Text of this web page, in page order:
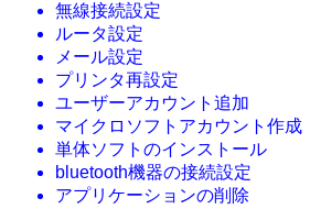
無線接続設定
ルータ設定
メール設定
プリンタ再設定
ユーザーアカウント追加
マイクロソフトアカウント作成
単体ソフトのインストール
bluetooth機器の接続設定
アプリケーションの削除